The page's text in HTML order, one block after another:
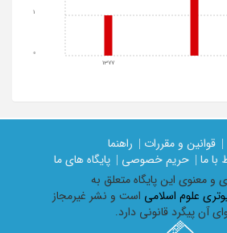
1377
0
1
قوانین و مقررات |
راهنما
با ما | حریم خصوصی |
پایگاه های ما
و معنوی اين پايگاه متعلق به
علوم اسلامی است و نشر غیرمجاز
آن پیگرد قانونی دارد.